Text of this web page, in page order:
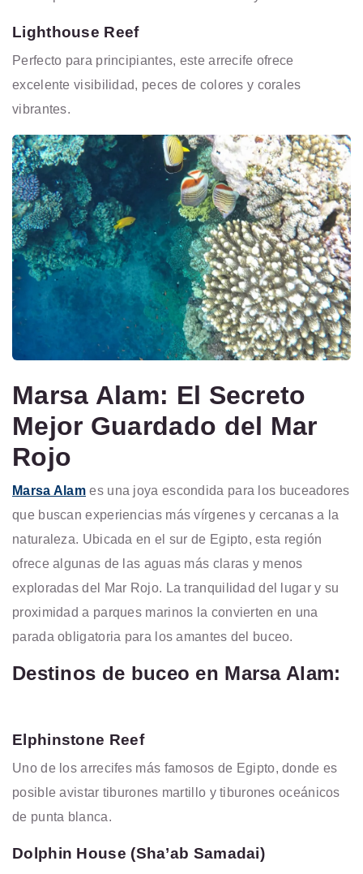
Lighthouse Reef
Perfecto para principiantes, este arrecife ofrece
excelente visibilidad, peces de colores y corales
vibrantes.
Marsa Alam: El Secreto
Mejor Guardado del Mar
Rojo
Marsa Alam es una joya escondida para los buceadores
que buscan experiencias más vírgenes y cercanas a la
naturaleza. Ubicada en el sur de Egipto, esta región
ofrece algunas de las aguas más claras y menos
exploradas del Mar Rojo. La tranquilidad del lugar y su
proximidad a parques marinos la convierten en una
parada obligatoria para los amantes del buceo.
Destinos de buceo en Marsa Alam:
Elphinstone Reef
Uno de los arrecifes más famosos de Egipto, donde es
posible avistar tiburones martillo y tiburones oceánicos
de punta blanca.
Dolphin House (Sha’ab Samadai)